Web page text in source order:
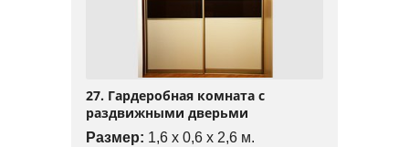
27. Гардеробная комната с
раздвижными дверьми
Размер: 1,6 x 0,6 x 2,6 м.